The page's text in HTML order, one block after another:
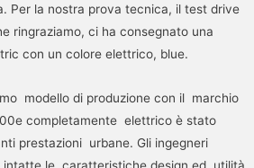
Per la nostra prova tecnica, il test drive
ringraziamo, ci ha consegnato una
con un colore elettrico, blue.
modello di produzione con il marchio
completamente elettrico è stato
prestazioni urbane. Gli ingegneri
intatte le caratteristiche design ed utilità